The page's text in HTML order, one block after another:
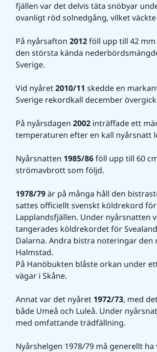
fjällen var det delvis täta snöbyar
ovanligt röd solnedgång, vilket
På nyårsafton 2012 föll upp till 42
den största kända
Sverige.
Vid nyåret 2010/11 skedde en
Sverige rekordkall december
På nyårsdagen 2002 inträffade ett
temperaturen efter en kall nyårsnatt
Nyårsnatten 1985/86 föll upp till 60
strömavbrott som följd.
1978/79 är på många håll den
sattes officiellt svenskt köldrekord för
Lapplandsfjällen. Under nyårsnatten
tangerades köldrekordet för
Dalarna. Andra bistra noteringar den
Halmstad.
På Hanöbukten blåste orkan under
vägar i Skåne.
Annat var det nyåret 1972/73, med
både Umeå och Luleå. Under
med omfattande trädfällning.
Nyårshelgen 1978/79 må generellt